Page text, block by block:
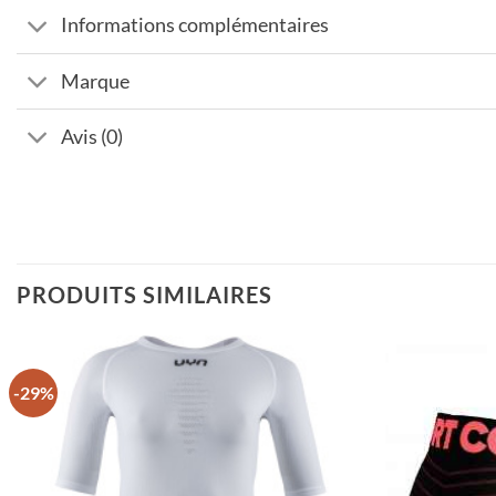
Informations complémentaires
Marque
Avis (0)
PRODUITS SIMILAIRES
-29%